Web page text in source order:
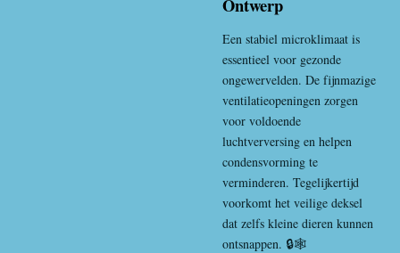
Ontwerp
Een stabiel microklimaat is
essentieel voor gezonde
ongewervelden. De fijnmazige
ventilatieopeningen zorgen
voor voldoende
luchtverversing en helpen
condensvorming te
verminderen. Tegelijkertijd
voorkomt het veilige deksel
dat zelfs kleine dieren kunnen
ontsnappen. 🔒🕸️